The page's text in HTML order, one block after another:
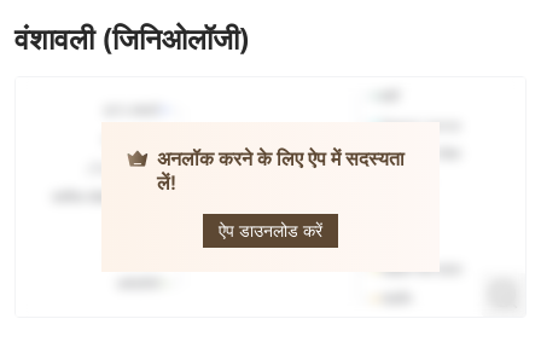
वंशावली (जिनिओलॉजी)
अनलॉक करने के लिए ऐप में सदस्यता
लें!
ऐप डाउनलोड करें